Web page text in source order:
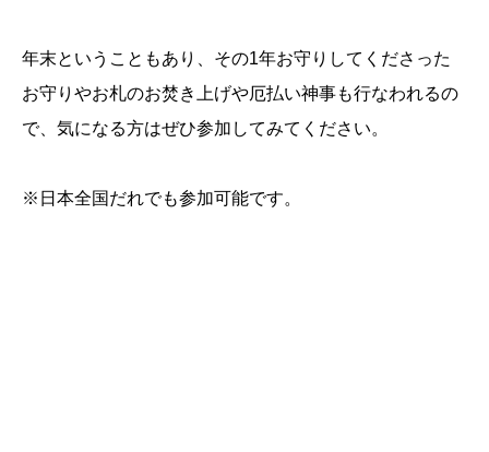
年末ということもあり、その1年お守りしてくださった
お守りやお札のお焚き上げや厄払い神事も行なわれるの
で、気になる方はぜひ参加してみてください。
※日本全国だれでも参加可能です。